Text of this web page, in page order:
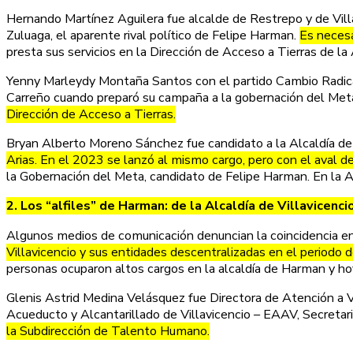
Hernando Martínez Aguilera fue alcalde de Restrepo y de
Zuluaga, el aparente rival político de Felipe Harman. Es
presta sus servicios en la Dirección de Acceso a Tierras de la
Yenny Marleydy Montaña Santos con el partido Cambio
Carreño cuando preparó su campaña a la gobernación del
Dirección de Acceso a Tierras.
Bryan Alberto Moreno Sánchez fue candidato a la Alcaldía
Arias. En el 2023 se lanzó al mismo cargo, pero con el
la Gobernación del Meta, candidato de Felipe Harman. En
2. Los “alfiles” de Harman: de la Alcaldía de
Algunos medios de comunicación denuncian la
Villavicencio y sus entidades descentralizadas en el periodo
personas ocuparon altos cargos en la alcaldía de Harman y
Glenis Astrid Medina Velásquez fue Directora de Atención a
Acueducto y Alcantarillado de Villavicencio – EAAV,
la Subdirección de Talento Humano.